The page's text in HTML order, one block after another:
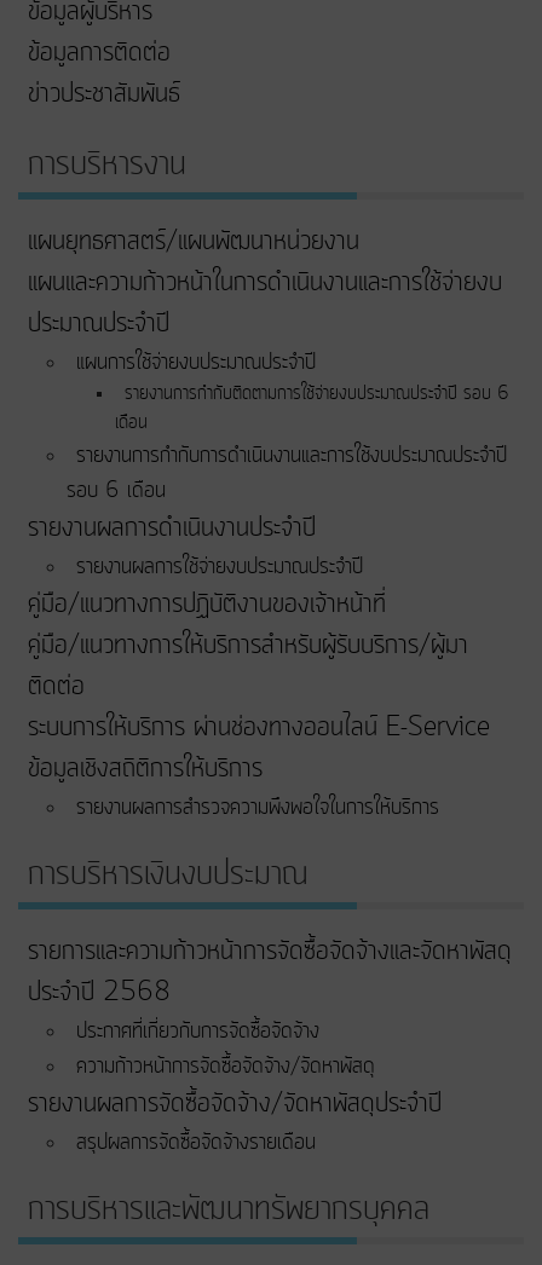
ข้อมูลผู้บริหาร
ข้อมูลการติดต่อ
ข่าวประชาสัมพันธ์
การบริหารงาน
แผนยุทธศาสตร์/แผนพัฒนาหน่วยงาน
แผนและความก้าวหน้าในการดําเนินงานและการใช้จ่ายงบ
ประมาณประจําปี
แผนการใช้จ่ายงบประมาณประจำปี
รายงานการกำกับติดตามการใช้จ่ายงบประมาณประจำปี รอบ 6
เดือน
รายงานการกำกับการดำเนินงานและการใช้งบประมาณประจำปี
รอบ 6 เดือน
รายงานผลการดำเนินงานประจำปี
รายงานผลการใช้จ่ายงบประมาณประจำปี
คู่มือ/แนวทางการปฏิบัติงานของเจ้าหน้าที่
คู่มือ/แนวทางการให้บริการสำหรับผู้รับบริการ/ผู้มา
ติดต่อ
ระบบการให้บริการ ผ่านช่องทางออนไลน์ E-Service
ข้อมูลเชิงสถิติการให้บริการ
รายงานผลการสำรวจความพึงพอใจในการให้บริการ
การบริหารเงินงบประมาณ
รายการและความก้าวหน้าการจัดซื้อจัดจ้างและจัดหาพัสดุ
ประจำปี 2568
ประกาศที่เกี่ยวกับการจัดซื้อจัดจ้าง
ความก้าวหน้าการจัดซื้อจัดจ้าง/จัดหาพัสดุ
รายงานผลการจัดซื้อจัดจ้าง/จัดหาพัสดุประจำปี
สรุปผลการจัดซื้อจัดจ้างรายเดือน
การบริหารและพัฒนาทรัพยากรบุคคล